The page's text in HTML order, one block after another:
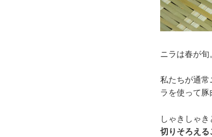
ニラは春が旬
私たちが通常
ラを使って豚
しゃきしゃ
切りそろえる